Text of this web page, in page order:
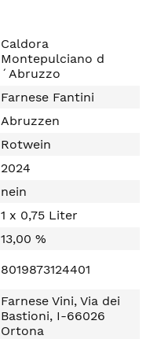
Caldora
Montepulciano d
´Abruzzo
Farnese Fantini
Abruzzen
Rotwein
2024
nein
1 x 0,75 Liter
13,00 %
8019873124401
Farnese Vini, Via dei
Bastioni, I-66026
Ortona